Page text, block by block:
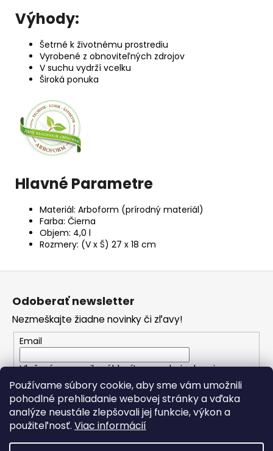
Používame súbory cookie, aby sme vám umožnili
pohodlné prehliadanie webovej stránky a vďaka
analýze neustále zlepšovali jej funkcie, výkon a
použiteľnosť. Viac informácií
Výhody:
Šetrné k životnému prostrediu
Vyrobené z obnoviteľných zdrojov
V suchu vydrží vcelku
Široká ponuka
Hlavné Parametre
Materiál: Arboform (prírodný materiál)
Farba: Čierna
Objem: 4,0 l
Rozmery: (V x Š) 27 x 18 cm
Z
e
Odoberať newsletter
Nezmeškajte žiadne novinky či zľavy!
Email
Vložením e-mailu súhlasíte spodmienkami
ochrany osobných údajov
PRIHLÁSIŤ SA